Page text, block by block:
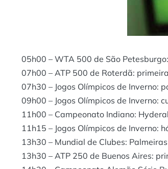
05h00 – WTA 500 de São
07h00 – ATP 500 de Roterdã:
07h30 – Jogos Olímpicos de Inverno:
09h00 – Jogos Olímpicos de Inverno:
11h00 – Campeonato Indiano:
11h15 – Jogos Olímpicos de Inverno:
13h30 – Mundial de Clubes:
13h30 – ATP 250 de Buenos Aires: